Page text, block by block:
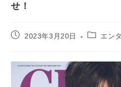
せ！
投
開
2023年3月20日
投
テ
ゴ
リ
エン